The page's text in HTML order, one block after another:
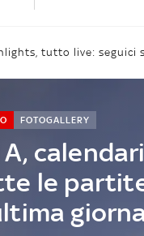
tutto live: seguici
A,
le
FOTOGALLERY